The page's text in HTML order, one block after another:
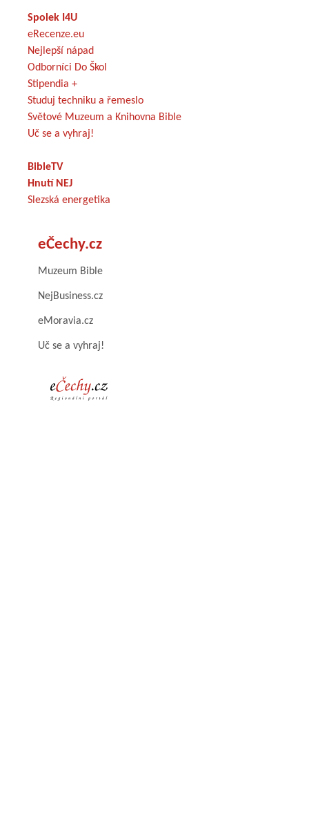
Spolek I4U
eRecenze.eu
Nejlepší nápad
Odborníci Do Škol
Stipendia +
Studuj techniku a řemeslo
Světové Muzeum a Knihovna Bible
Uč se a vyhraj!
BibleTV
Hnutí NEJ
Slezská energetika
eČechy.cz
Muzeum Bible
NejBusiness.cz
eMoravia.cz
Uč se a vyhraj!